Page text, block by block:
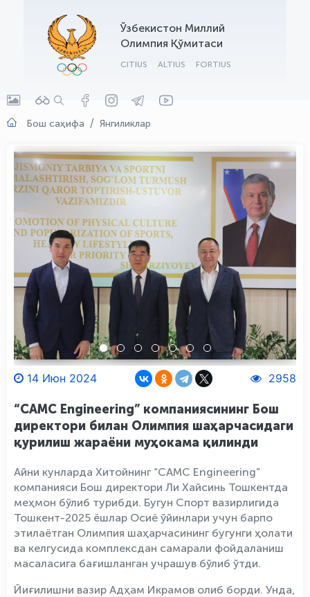
Ўзбекистон Миллий
Олимпия Қўмитаси
CITIUS ALTIUS FORTIUS
Бош саҳифа Янгиликлар
14 Июн 2024 2958
“CAMC Engineering” компаниясининг Бош
директори билан Олимпия шаҳарчасидаги
қурилиш жараёни муҳокама қилинди
Айни кунларда Хитойнинг “CAMC Engineering”
компанияси Бош директори Ли Хайсинь Тошкентда
меҳмон бўлиб турибди. Бугун Спорт вазирлигида
Тошкент-2025 ёшлар Осиё ўйинлари учун барпо
этилаётган Олимпия шаҳарчасининг бугунги ҳолати
ва келгусида комплексдан самарали фойдаланиш
масаласига бағишланган учрашув бўлиб ўтди.
Йиғилишни вазир Адҳам Икрамов олиб борди. Унда,
OLYMPCHIK AI - yordamchi
Онлайн · olympic.uz